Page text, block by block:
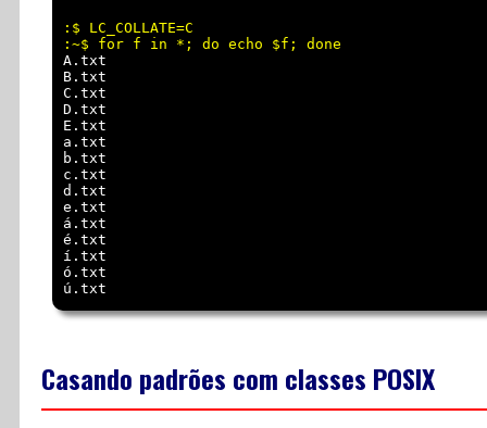
:$ LC_COLLATE=C
A.txt
B.txt
C.txt
D.txt
E.txt
a.txt
b.txt
c.txt
d.txt
e.txt
á.txt
é.txt
í.txt
ó.txt
Casando padrões com classes POSIX